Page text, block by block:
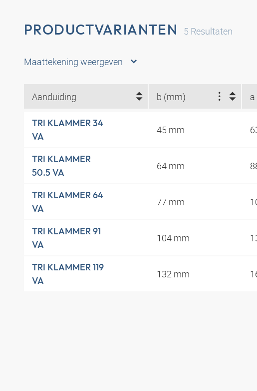
PRODUCTVARIANTEN 5 Resultaten
Maattekening weergeven
Aanduiding b (mm)
TRI KLAMMER 34
VA
45 mm
TRI KLAMMER
50.5 VA
64 mm
TRI KLAMMER 64
VA
77 mm
TRI KLAMMER 91
VA
104 mm
TRI KLAMMER 119
VA
132 mm